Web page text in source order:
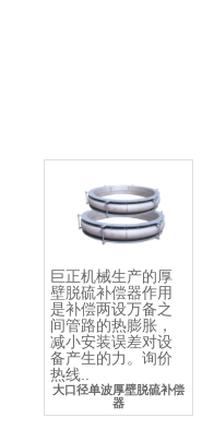
巨正机械生产的厚
壁脱硫补偿器作用
是补偿两设万备之
间管路的热膨胀，
减小安装误差对设
备产生的力。询价
热线..
大口径单波厚壁脱硫补偿
器